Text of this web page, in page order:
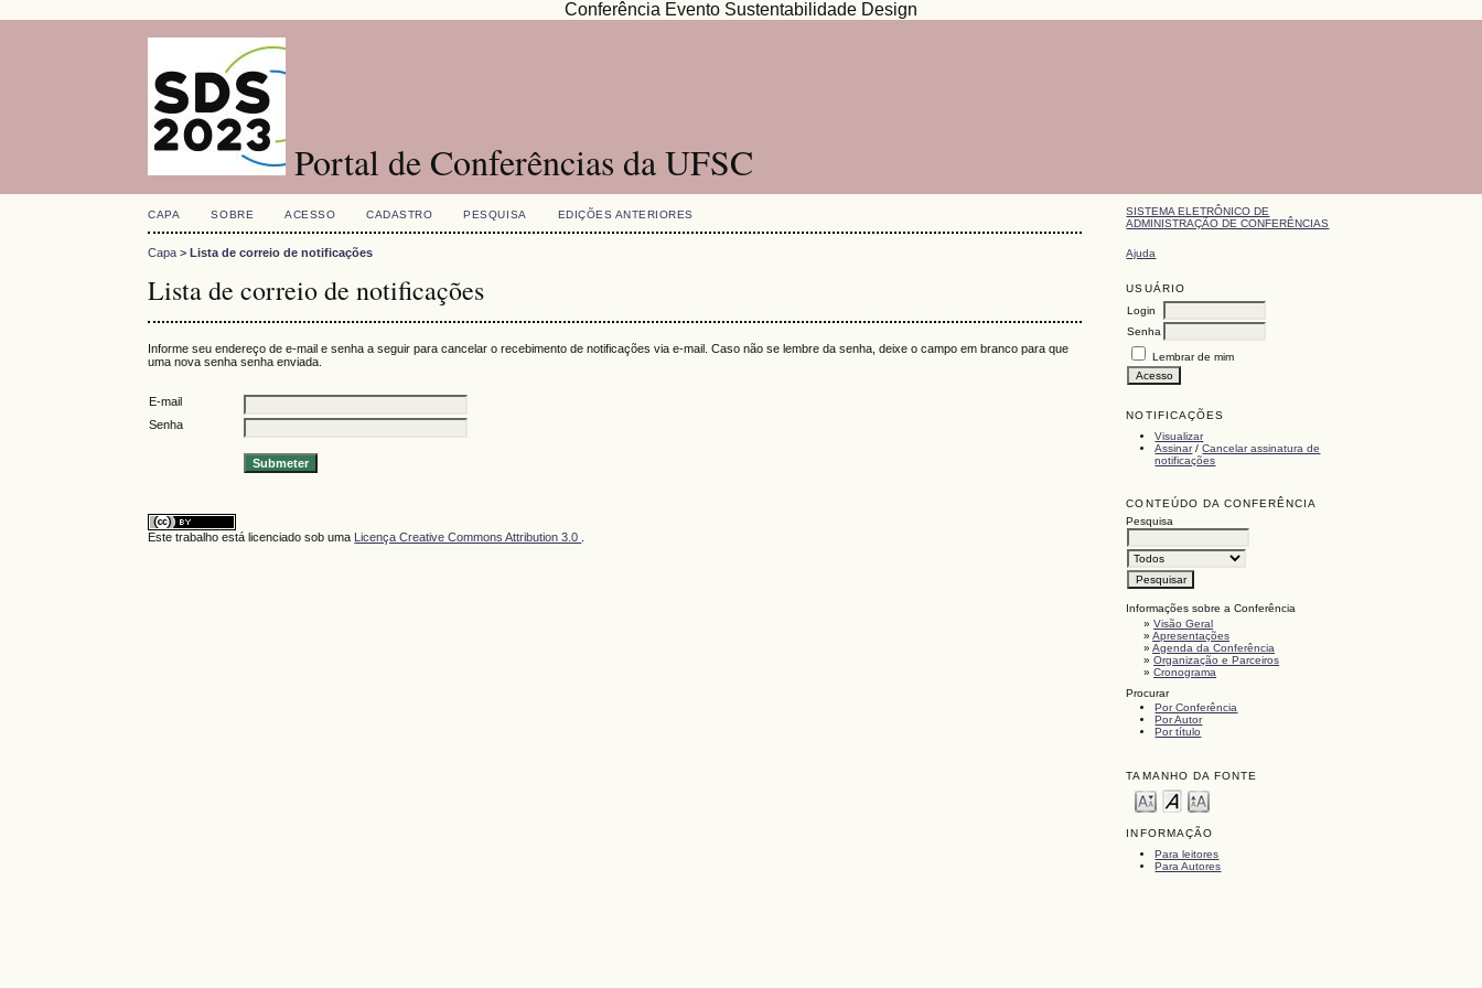
Conferência Evento Sustentabilidade Design
Portal de Conferências da UFSC
SISTEMA ELETRÔNICO DE
ADMINISTRAÇÃO DE CONFERÊNCIAS
Ajuda
USUÁRIO
Login
Senha
Lembrar de mim
NOTIFICAÇÕES
Visualizar
Assinar/Cancelar assinatura de
notificações
CONTEÚDO DA CONFERÊNCIA
Pesquisa
Informações sobre a Conferência
»Visão Geral
»Apresentações
»Agenda da Conferência
»Organização e Parceiros
»Cronograma
Procurar
Por Conferência
Por Autor
Por título
TAMANHO DA FONTE
INFORMAÇÃO
Para leitores
Para Autores
CAPA SOBRE ACESSO CADASTRO PESQUISA EDIÇÕES ANTERIORES
Capa >Lista de correio de notificações
Lista de correio de notificações
Informe seu endereço de e-mail e senha a seguir para cancelar o recebimento de notificações via e-mail. Caso não se lembre da senha, deixe o campo em branco para que
uma nova senha senha enviada.
E-mail
Senha
Este trabalho está licenciado sob uma Licença Creative Commons Attribution 3.0